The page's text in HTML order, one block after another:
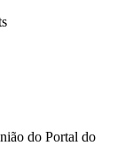
do Portal do